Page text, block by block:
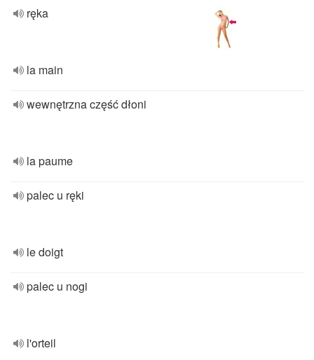
ręka
la main
wewnętrzna część dłoni
la paume
palec u ręki
le doigt
palec u nogi
l'orteil